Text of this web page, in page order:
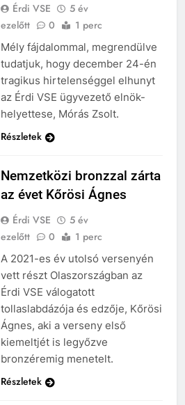
Érdi VSE
5 év
ezelőtt
0 1 perc
Mély fájdalommal, megrendülve
tudatjuk, hogy december 24-én
tragikus hirtelenséggel elhunyt
az Érdi VSE ügyvezető elnök-
helyettese, Mórás Zsolt.
Részletek
Nemzetközi bronzzal zárta
az évet Kőrösi Ágnes
Érdi VSE
5 év
ezelőtt
0 1 perc
A 2021-es év utolsó versenyén
vett részt Olaszországban az
Érdi VSE válogatott
tollaslabdázója és edzője, Kőrösi
Ágnes, aki a verseny első
kiemeltjét is legyőzve
bronzéremig menetelt.
Részletek